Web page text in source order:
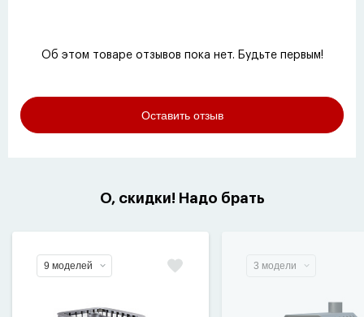
Об этом товаре отзывов пока нет. Будьте первым!
Оставить отзыв
О, скидки! Надо брать
9 моделей 3 модели